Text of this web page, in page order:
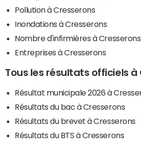
Pollution à Cresserons
Inondations à Cresserons
Nombre d'infirmières à Cresserons
Entreprises à Cresserons
Tous les résultats officiels à
Résultat municipale 2026 à
Résultats du bac à Cresserons
Résultats du brevet à Cresserons
Résultats du BTS à Cresserons